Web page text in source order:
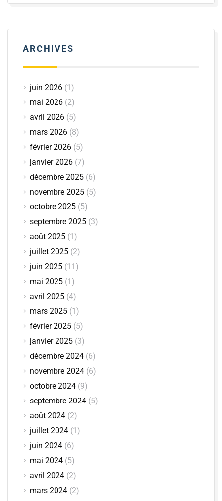
ARCHIVES
juin 2026 (1)
mai 2026 (2)
avril 2026 (5)
mars 2026 (8)
février 2026 (5)
janvier 2026 (7)
décembre 2025 (6)
novembre 2025 (5)
octobre 2025 (5)
septembre 2025 (3)
août 2025 (1)
juillet 2025 (2)
juin 2025 (11)
mai 2025 (1)
avril 2025 (4)
mars 2025 (1)
février 2025 (5)
janvier 2025 (3)
décembre 2024 (6)
novembre 2024 (6)
octobre 2024 (9)
septembre 2024 (5)
août 2024 (2)
juillet 2024 (1)
juin 2024 (6)
mai 2024 (5)
avril 2024 (2)
mars 2024 (2)